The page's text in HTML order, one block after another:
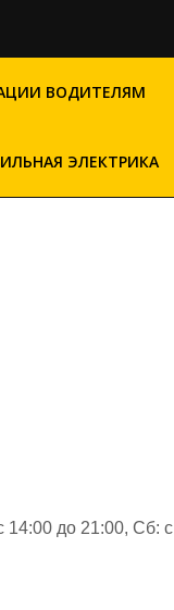
ВОДИТЕЛЯМ
ЭЛЕКТРИКА
14:00 до 21:00, Сб: с